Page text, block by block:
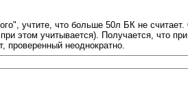
учтите, что больше 50л БК не
этом учитывается). Получается, что
проверенный неоднократно.